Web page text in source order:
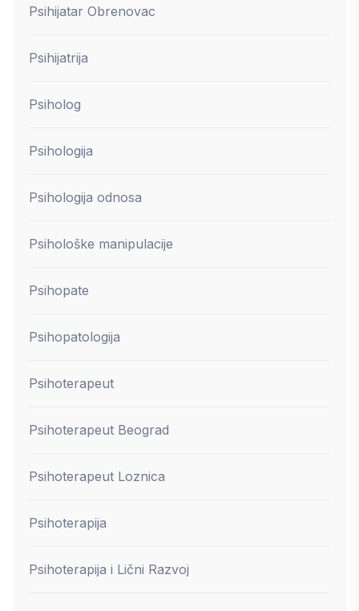
Psihijatar Obrenovac
Psihijatrija
Psiholog
Psihologija
Psihologija odnosa
Psihološke manipulacije
Psihopate
Psihopatologija
Psihoterapeut
Psihoterapeut Beograd
Psihoterapeut Loznica
Psihoterapija
Psihoterapija i Lični Razvoj